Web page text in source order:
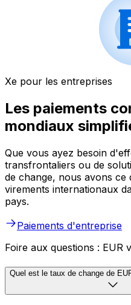
Xe pour les entreprises
Les paiements
mondiaux
Que vous ayez besoin
transfrontaliers ou de
de change, nous avons ce
virements internationaux
pays.
Paiements d'entreprise
Foire aux questions : EUR
Quel est le taux de change de